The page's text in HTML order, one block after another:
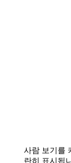
사람 보기를
란히 표시됩